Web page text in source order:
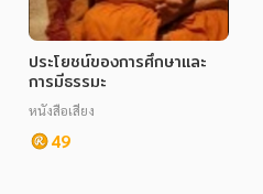
ประโยชน์ของการศึกษาและ
การมีธรรมะ
หนังสือเสียง
49